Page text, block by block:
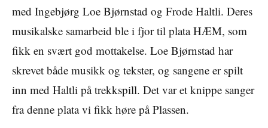
med Ingebjørg Loe Bjørnstad og Frode Haltli. Deres
musikalske samarbeid ble i fjor til plata HÆM, som
fikk en svært god mottakelse. Loe Bjørnstad har
skrevet både musikk og tekster, og sangene er spilt
inn med Haltli på trekkspill. Det var et knippe sanger
fra denne plata vi fikk høre på Plassen.